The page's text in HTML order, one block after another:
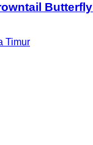
Butterfly
Timur